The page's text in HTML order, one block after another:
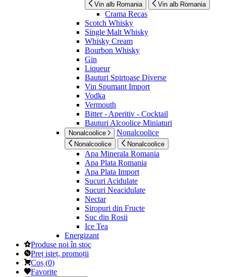
Vin alb Romania Vin alb Romania
Crama Recas
Scotch Whisky
Single Malt Whisky
Whisky Cream
Bourbon Whisky
Gin
Liqueur
Bauturi Spirtoase Diverse
Vin Spumant Import
Vodka
Vermouth
Bitter - Aperitiv - Cocktail
Bauturi Alcoolice Miniaturi
Nonalcoolice Nonalcoolice
Nonalcoolice Nonalcoolice
Apa Minerala Romania
Apa Plata Romania
Apa Plata Import
Sucuri Acidulate
Sucuri Neacidulate
Nectar
Siropuri din Fructe
Suc din Rosii
Ice Tea
Energizant
Produse noi în stoc
Preț isteț, promoții
Coș (0)
Favorite